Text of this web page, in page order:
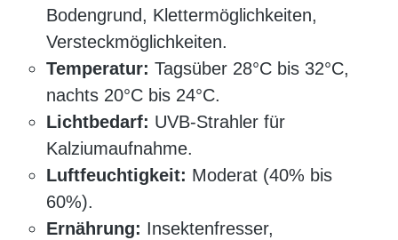
Bodengrund, Klettermöglichkeiten,
Versteckmöglichkeiten.
Temperatur: Tagsüber 28°C bis 32°C,
nachts 20°C bis 24°C.
Lichtbedarf: UVB-Strahler für
Kalziumaufnahme.
Luftfeuchtigkeit: Moderat (40% bis
60%).
Ernährung: Insektenfresser,